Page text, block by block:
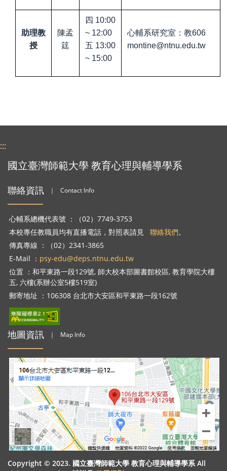
助理教
授
陳孟
筳
四 10:00
~ 12:00
五 13:00
~ 15:00
心輔系研究室：教606
montine@ntnu.edu.tw
:::
國立臺灣師範大學 教育心理與輔導學系
聯絡資訊 ｜ Contact Info
心輔系總機代表號 ：（02）7749-3753
本校專任教職員均有直播電話，對照表請見 聯絡我們。
傳真專線 ：（02）2341-3865
E-Mail ： psy-edu@deps.ntnu.edu.tw
位置 ：和平東路一段129號, 師大校本部圖書館校區, 教育學院大樓
五, 六樓(系辦公室5樓519室)
郵寄地址 ：106308 台北市大安區和平東路一段162號
地圖資訊 ｜ Map Info
Copyright © 2023. 國立臺灣師範大學 教育心理與輔導學系 All